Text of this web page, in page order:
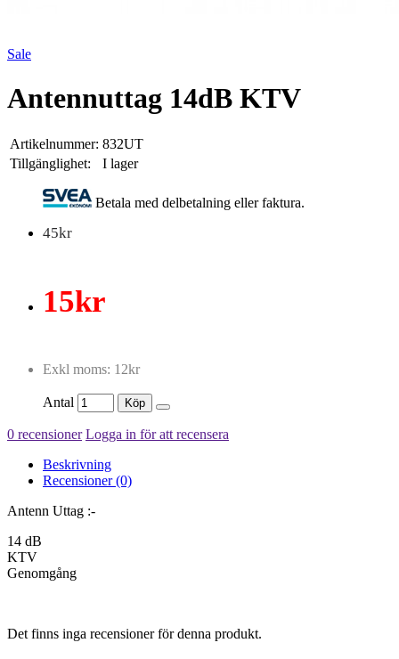
Sale
Antennuttag 14dB KTV
Artikelnummer: 832UT
Tillgänglighet:
I lager
Betala med delbetalning eller faktura.
45kr
15kr
Exkl moms: 12kr
Antal Köp
0 recensioner Logga in för att recensera
Beskrivning
Recensioner (0)
Antenn Uttag :-
14 dB
KTV
Genomgång
Det finns inga recensioner för denna produkt.